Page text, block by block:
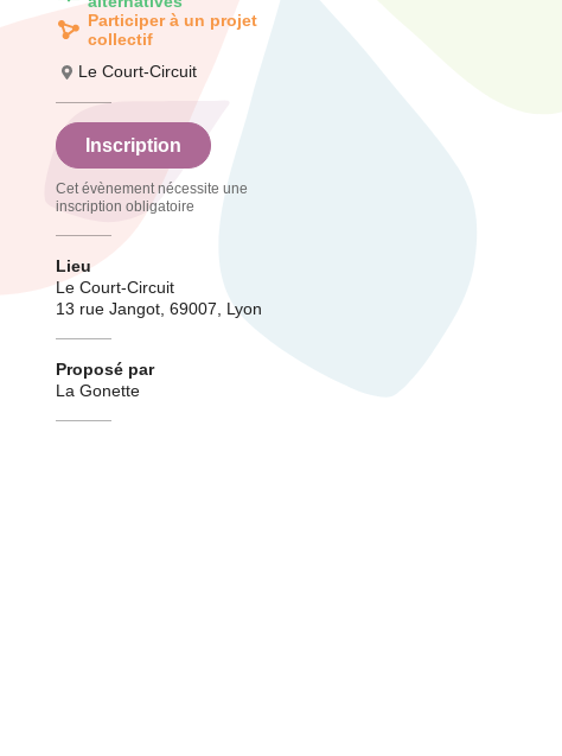
Participer à un projet
collectif
Le Court-Circuit
Inscription
Cet évènement nécessite une
inscription obligatoire
Lieu
Le Court-Circuit
13 rue Jangot, 69007, Lyon
Proposé par
La Gonette